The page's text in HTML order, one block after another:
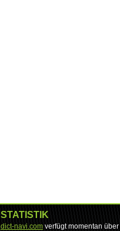
STATISTIK
dict-navi.com verfügt momentan über